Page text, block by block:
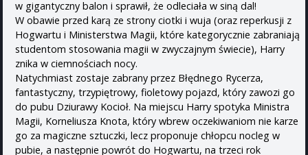
w gigantyczny balon i sprawił, że odleciała w siną dal!
W obawie przed karą ze strony ciotki i wuja (oraz reperkusji z
Hogwartu i Ministerstwa Magii, które kategorycznie zabraniają
studentom stosowania magii w zwyczajnym świecie), Harry
znika w ciemnościach nocy.
Natychmiast zostaje zabrany przez Błędnego Rycerza,
fantastyczny, trzypiętrowy, fioletowy pojazd, który zawozi go
do pubu Dziurawy Kocioł. Na miejscu Harry spotyka Ministra
Magii, Korneliusza Knota, który wbrew oczekiwaniom nie karze
go za magiczne sztuczki, lecz proponuje chłopcu nocleg w
pubie, a następnie powrót do Hogwartu, na trzeci rok